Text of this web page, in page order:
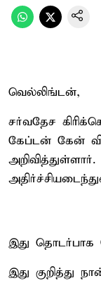
வெல்லிங்டன்,
சர்வதேச
கேப்டன் கேன்
இது தொடர்பாக
இது குறித்து